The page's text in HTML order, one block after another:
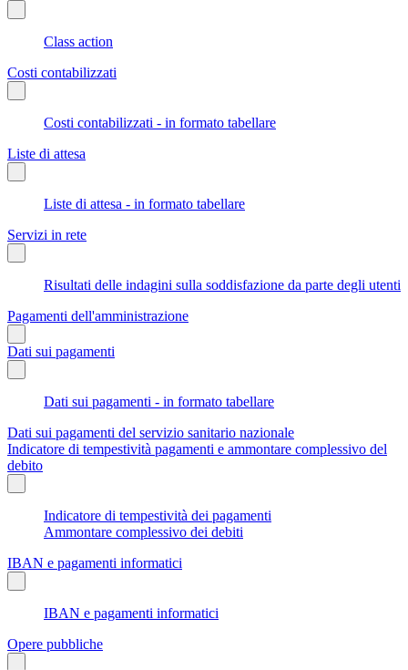
Class action
Costi contabilizzati
Costi contabilizzati - in formato tabellare
Liste di attesa
Liste di attesa - in formato tabellare
Servizi in rete
Risultati delle indagini sulla soddisfazione da parte degli utenti
Pagamenti dell'amministrazione
Dati sui pagamenti
Dati sui pagamenti - in formato tabellare
Dati sui pagamenti del servizio sanitario nazionale
Indicatore di tempestività pagamenti e ammontare complessivo del
debito
Indicatore di tempestività dei pagamenti
Ammontare complessivo dei debiti
IBAN e pagamenti informatici
IBAN e pagamenti informatici
Opere pubbliche